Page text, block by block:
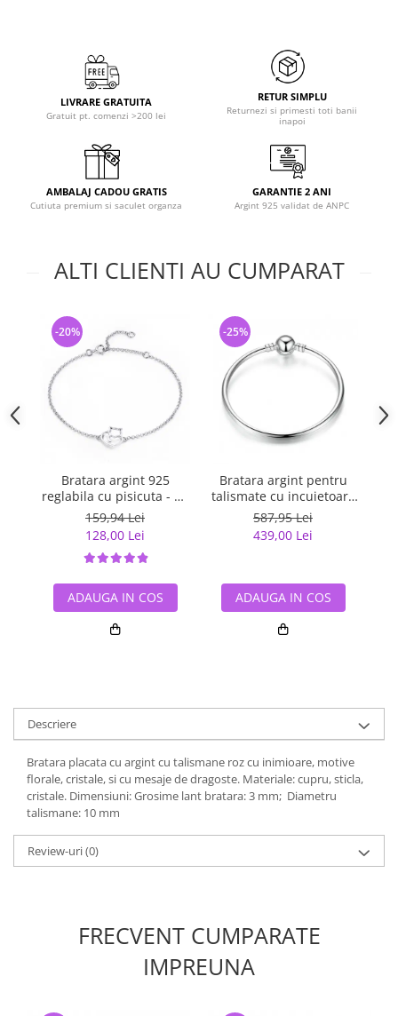
LIVRARE GRATUITA
Gratuit pt. comenzi >200 lei
RETUR SIMPLU
Returnezi si primesti toti banii
inapoi
AMBALAJ CADOU GRATIS
Cutiuta premium si saculet organza
GARANTIE 2 ANI
Argint 925 validat de ANPC
ALTI CLIENTI AU CUMPARAT
Bratara argint 925
reglabila cu pisicuta - Be
Nature BST0040
159,94 Lei
128,00 Lei
-20%
ADAUGA IN COS
Bratara argint pentru
talismate cu incuietoare
sferica
587,95 Lei
439,00 Lei
-25%
ADAUGA IN COS
Descriere
Bratara placata cu argint cu talismane roz cu inimioare, motive
florale, cristale, si cu mesaje de dragoste. Materiale: cupru, sticla,
cristale. Dimensiuni: Grosime lant bratara: 3 mm; Diametru
talismane: 10 mm
Review-uri(0)
FRECVENT CUMPARATE
IMPREUNA